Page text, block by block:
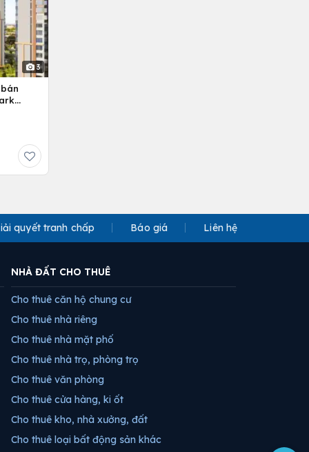
3
quyết tranh chấp Báo giá Liên hệ
NHÀ ĐẤT CHO THUÊ
Cho thuê căn hộ chung cư
Cho thuê nhà riêng
Cho thuê nhà mặt phố
Cho thuê nhà trọ, phòng trọ
Cho thuê văn phòng
Cho thuê cửa hàng, ki ốt
Cho thuê kho, nhà xưởng, đất
Cho thuê loại bất động sản khác